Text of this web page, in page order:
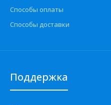
Способы оплаты
Способы доставки
Поддержка